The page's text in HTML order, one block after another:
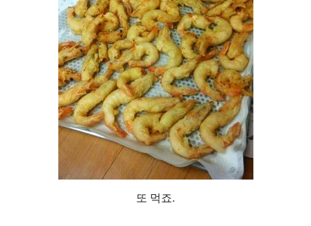
또 먹죠.